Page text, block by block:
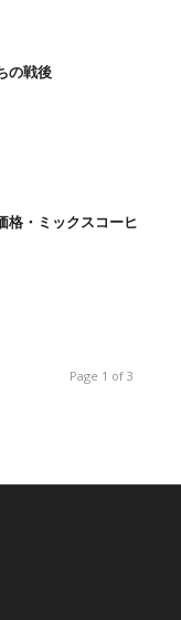
の戦後
格・ミックスコーヒ
Page 1 of 3